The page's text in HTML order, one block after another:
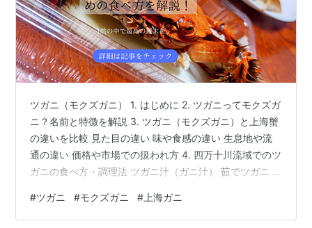
ツガニ（モクズガニ） 1. はじめに 2. ツガニってモクズガ
ニ？名前と特徴を解説 3. ツガニ（モクズガニ）と上海蟹
の違いを比較 見た目の違い 味や食感の違い 生息地や流
通の違い 価格や市場での扱われ方 4. 四万十川流域でのツ
ガニの食べ方・調理法 ツガニ汁（ガニ汁） 茹でツガニ 5.
ニってモクズガニ？上海蟹との違いとおすすめの食べ方
を解説！ 1. はじめに 2. ツガニってモクズガニ？名前と特
#ツガニ #モクズガニ # 上海ガニ